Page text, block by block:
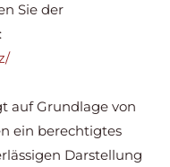
Sie der
auf Grundlage von
ein berechtigtes
Darstellung